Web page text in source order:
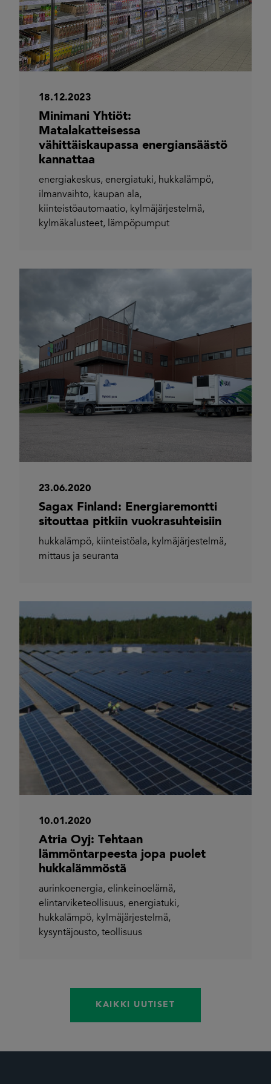
18.12.2023
Minimani Yhtiöt:
Matalakatteisessa
vähittäiskaupassa energiansäästö
kannattaa
energiakeskus, energiatuki, hukkalämpö,
ilmanvaihto, kaupan ala,
kiinteistöautomaatio, kylmäjärjestelmä,
kylmäkalusteet, lämpöpumput
23.06.2020
Sagax Finland: Energiaremontti
sitouttaa pitkiin vuokrasuhteisiin
hukkalämpö, kiinteistöala, kylmäjärjestelmä,
mittaus ja seuranta
10.01.2020
Atria Oyj: Tehtaan
lämmöntarpeesta jopa puolet
hukkalämmöstä
aurinkoenergia, elinkeinoelämä,
elintarviketeollisuus, energiatuki,
hukkalämpö, kylmäjärjestelmä,
kysyntäjousto, teollisuus
KAIKKI UUTISET